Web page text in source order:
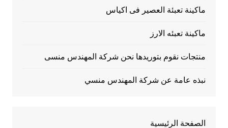
ماكينة تعبئة العصير فى اكياس
ماكينة تعبئه الارز
منتجات نقوم بتوريدها نحن شركة المهندس منسى
نبذه عامة عن شركة المهندس منسي
الصفحة الرئيسية